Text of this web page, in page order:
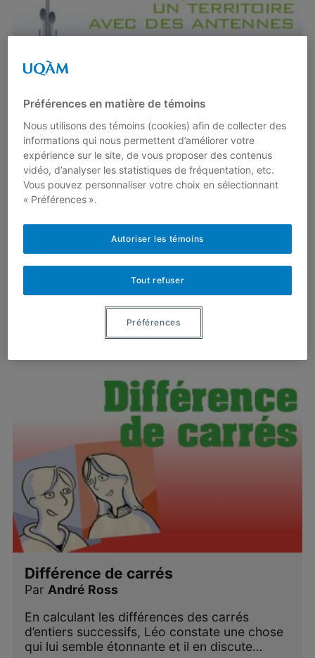
Quadriller un territoire avec des
antennes
ParChristiane Rousseau
Comment disposer des antennes en
téléphonie mobile de telle sorte que toute
personne puisse avoir accès au signal en
tout…
Différence de carrés
ParAndré Ross
En calculant les différences des carrés
d’entiers successifs, Léo constate une chose
qui lui semble étonnante et il en discute…
Préférences en matière de témoins
Nous utilisons des témoins (cookies) afin de collecter des
informations qui nous permettent d’améliorer votre
expérience sur le site, de vous proposer des contenus
vidéo, d’analyser les statistiques de fréquentation, etc.
Vous pouvez personnaliser votre choix en sélectionnant
« Préférences ».
Tout refuser
Autoriser les témoins
Préférences